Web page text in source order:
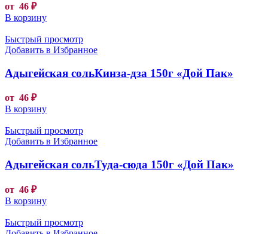
от 46 ₽
В корзину
Быстрый просмотр
Добавить в Избранное
Адыгейская сольКинза-дза 150г «Дой Пак»
от 46 ₽
В корзину
Быстрый просмотр
Добавить в Избранное
Адыгейская сольТуда-сюда 150г «Дой Пак»
от 46 ₽
В корзину
Быстрый просмотр